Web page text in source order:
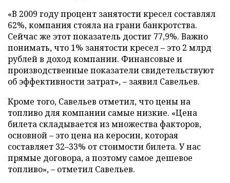
«В 2009 году процент занятости кресел составлял
62%, компания стояла на грани банкротства.
Сейчас же этот показатель достиг 77,9%. Важно
понимать, что 1% занятости кресел – это 2 млрд
рублей в доход компании. Финансовые и
производственные показатели свидетельствуют
об эффективности затрат», – заявил Савельев.
Кроме того, Савельев отметил, что цены на
топливо для компании самые низкие. «Цена
билета складывается из множества факторов,
основной – это цена на керосин, которая
составляет 32–33% от стоимости билета. У нас
прямые договора, а поэтому самое дешевое
топливо», – отметил Савельев.